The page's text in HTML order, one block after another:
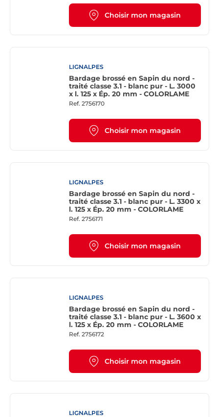
Choisir mon magasin
LIGNALPES
Bardage brossé en Sapin du nord -
traité classe 3.1 - blanc pur - L. 3000
x l. 125 x Ép. 20 mm - COLORLAME
Ref. 2756170
Choisir mon magasin
LIGNALPES
Bardage brossé en Sapin du nord -
traité classe 3.1 - blanc pur - L. 3300 x
l. 125 x Ép. 20 mm - COLORLAME
Ref. 2756171
Choisir mon magasin
LIGNALPES
Bardage brossé en Sapin du nord -
traité classe 3.1 - blanc pur - L. 3600 x
l. 125 x Ép. 20 mm - COLORLAME
Ref. 2756172
Choisir mon magasin
LIGNALPES